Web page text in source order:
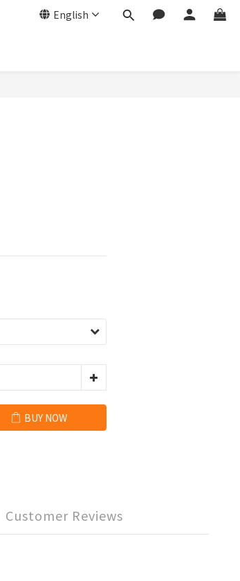
English
BUY NOW
Customer Reviews